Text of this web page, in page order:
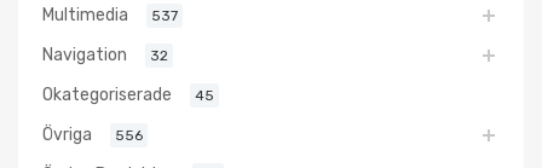
Multimedia 537
Navigation 32
Okategoriserade 45
Övriga 556